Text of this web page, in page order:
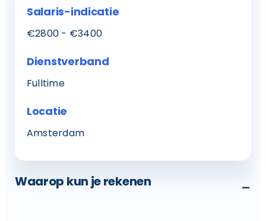
Salaris-indicatie
€2800 - €3400
Dienstverband
Fulltime
Locatie
Amsterdam
Waarop kun je rekenen -